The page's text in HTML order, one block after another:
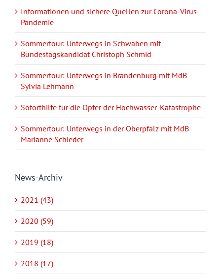
Informationen und sichere Quellen zur Corona-Virus-
Pandemie
Sommertour: Unterwegs in Schwaben mit
Bundestagskandidat Christoph Schmid
Sommertour: Unterwegs in Brandenburg mit MdB
Sylvia Lehmann
Soforthilfe für die Opfer der Hochwasser-Katastrophe
Sommertour: Unterwegs in der Oberpfalz mit MdB
Marianne Schieder
News-Archiv
2021 (43)
2020 (59)
2019 (18)
2018 (17)